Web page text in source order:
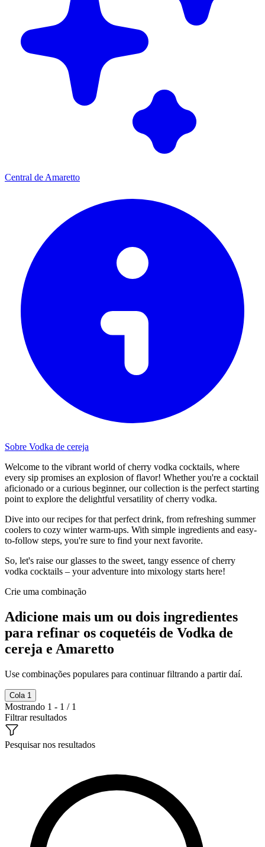
Central de Amaretto
Sobre Vodka de cereja
Welcome to the vibrant world of cherry vodka cocktails, where
every sip promises an explosion of flavor! Whether you're a cocktail
aficionado or a curious beginner, our collection is the perfect starting
point to explore the delightful versatility of cherry vodka.
Dive into our recipes for that perfect drink, from refreshing summer
coolers to cozy winter warm-ups. With simple ingredients and easy-
to-follow steps, you're sure to find your next favorite.
So, let's raise our glasses to the sweet, tangy essence of cherry
vodka cocktails – your adventure into mixology starts here!
Crie uma combinação
Adicione mais um ou dois ingredientes
para refinar os coquetéis de Vodka de
cereja e Amaretto
Use combinações populares para continuar filtrando a partir daí.
Cola 1
Mostrando 1 - 1 / 1
Filtrar resultados
Pesquisar nos resultados